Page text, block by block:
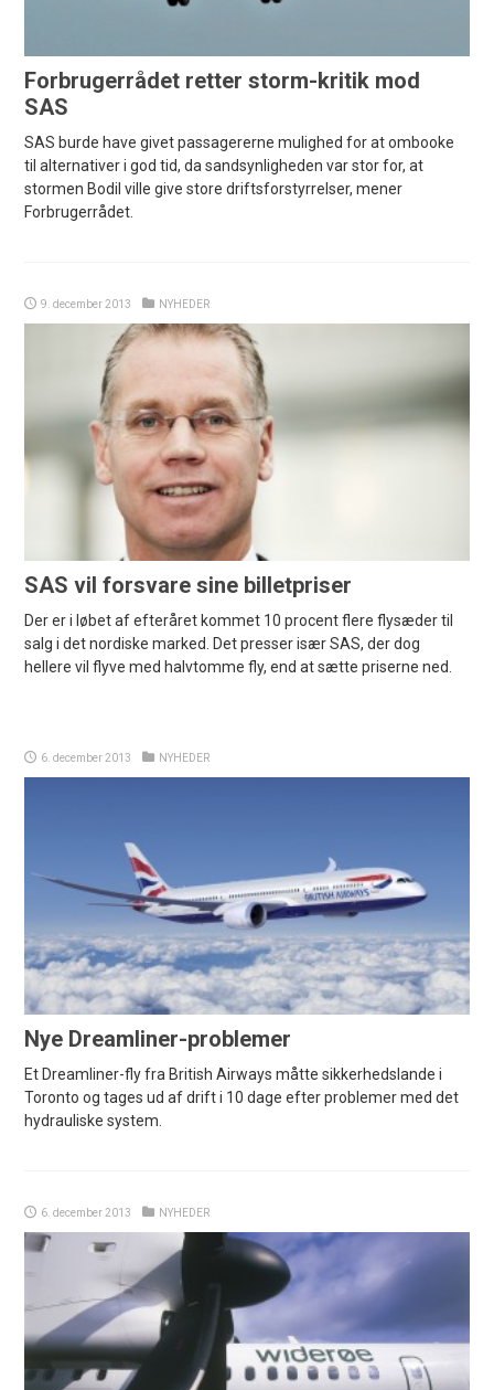
Forbrugerrådet retter storm-kritik mod
SAS
SAS burde have givet passagererne mulighed for at ombooke
til alternativer i god tid, da sandsynligheden var stor for, at
stormen Bodil ville give store driftsforstyrrelser, mener
Forbrugerrådet.
9. december 2013 NYHEDER
SAS vil forsvare sine billetpriser
Der er i løbet af efteråret kommet 10 procent flere flysæder til
salg i det nordiske marked. Det presser især SAS, der dog
hellere vil flyve med halvtomme fly, end at sætte priserne ned.
6. december 2013 NYHEDER
Nye Dreamliner-problemer
Et Dreamliner-fly fra British Airways måtte sikkerhedslande i
Toronto og tages ud af drift i 10 dage efter problemer med det
hydrauliske system.
6. december 2013 NYHEDER